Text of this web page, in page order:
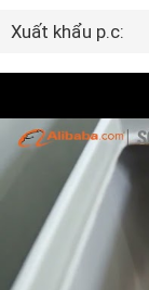
HƯỚNG
VỀ
CHÚNG
TÔI
Xuất khẩu p.c: